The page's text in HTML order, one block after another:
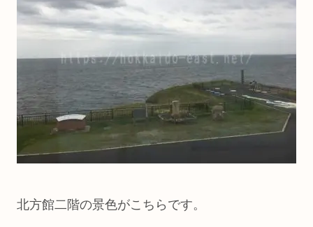
北方館二階の景色がこちらです。